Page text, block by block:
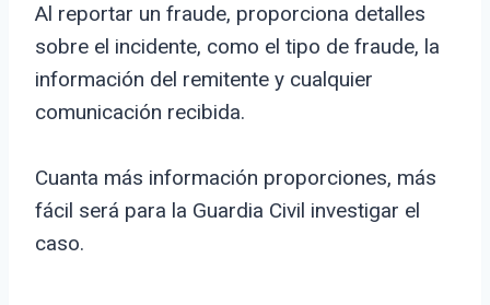
Al reportar un fraude, proporciona detalles
sobre el incidente, como el tipo de fraude, la
información del remitente y cualquier
comunicación recibida.
Cuanta más información proporciones, más
fácil será para la Guardia Civil investigar el
caso.